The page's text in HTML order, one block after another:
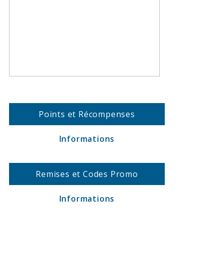
Points et Récompenses
Informations
Remises et Codes Promo
Informations